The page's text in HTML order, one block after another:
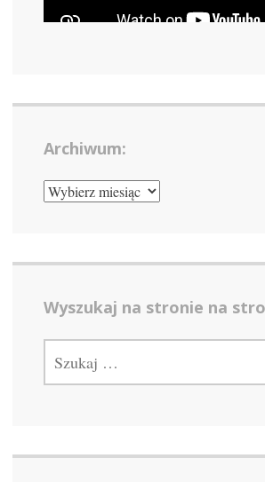
Archiwum:
ARCHIWUM:
Wyszukaj na stronie na
SZUKAJ: